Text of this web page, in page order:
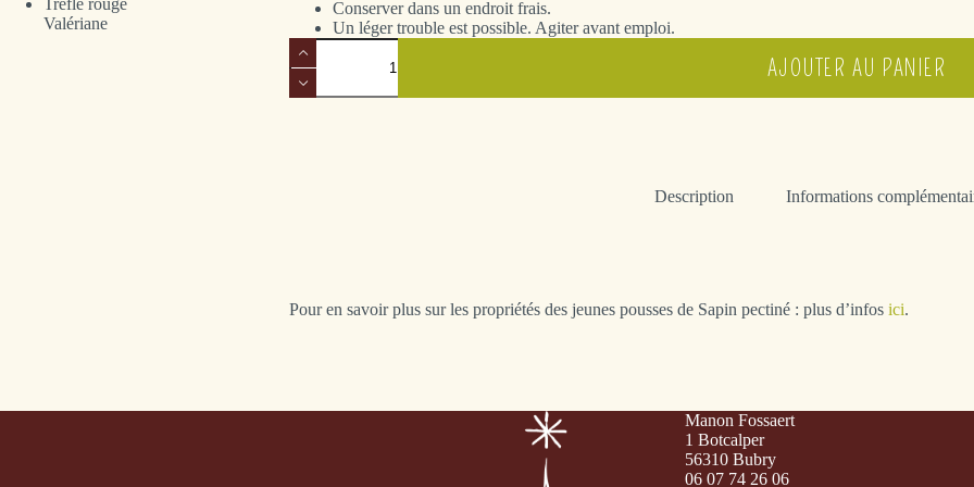
Conserver dans un endroit frais.
Un léger trouble est possible. Agiter avant emploi.
quantité
de
Sapin
pectiné
AJOUTER AU PANIER
Description Informations
Pour en savoir plus sur les propriétés des jeunes pousses de Sapin pectiné : plus d’infosici.
Valériane
Manon Fossaert
1 Botcalper
56310 Bubry
06 07 74 26 06